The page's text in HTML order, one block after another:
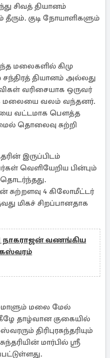
சிவத் தியானம்
குடி நோயாளிகளும்
மலைகளில் கிமு
தியானம் அல்லது
வரிசையாக ஒருவர்
மலையை வலம் வந்தனர்.
வட்டமாக பௌத்த
மைல் தொலைவு சுற்றி
இருப்பிடம்
வெளியேறிய பின்பும்
சுற்றளவு 4 கிலோமீட்டர்
மிகச் சிறப்பானதாக
வணங்கிய
மலை மேல்
தாழ்வான குகையில்
திரிபுரசுந்தரியும்
மார்பில் ஸ்ரீ